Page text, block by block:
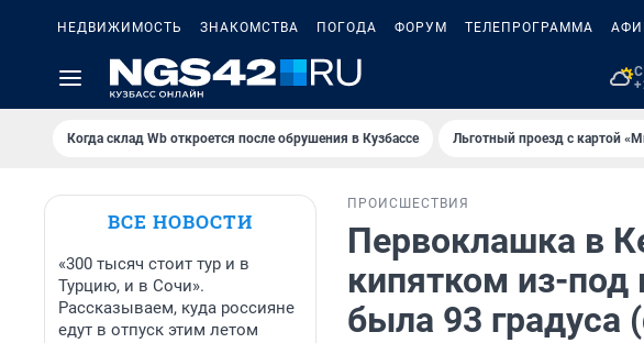
НЕДВИЖИМОСТЬ ЗНАКОМСТВА ПОГОДА ФОРУМ ТЕЛЕПРОГРАММА
Когда склад Wb откроется после обрушения в Кузбассе Льготный проезд с картой
ВСЕ НОВОСТИ
«300 тысяч стоит тур и в
Турцию, и в Сочи».
Рассказываем, куда россияне
едут в отпуск этим летом
ПРОИСШЕСТВИЯ
Первоклашка в
кипятком из-под
была 93 градуса